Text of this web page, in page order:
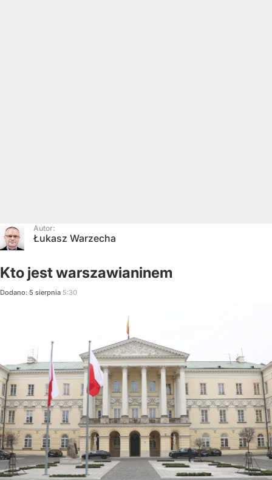
Autor:
Łukasz Warzecha
Kto jest warszawianinem
Dodano: 5 sierpnia 5:30